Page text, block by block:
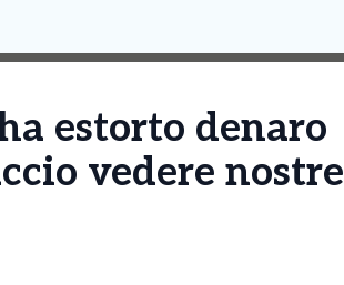
estorto denaro
vedere nostre